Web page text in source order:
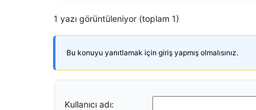
1 yazı görüntüleniyor (toplam 1)
Bu konuyu yanıtlamak için giriş yapmış olmalısınız.
Kullanıcı adı: